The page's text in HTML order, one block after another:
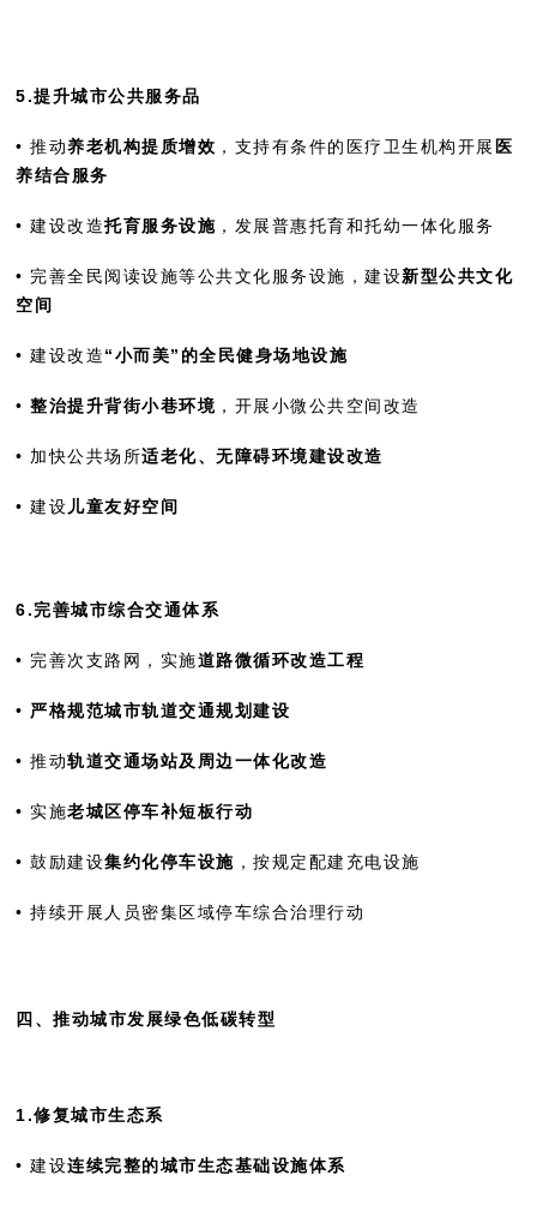
5.提升城市公共服务品
• 推动养老机构提质增效 ，支持有条件的医疗卫生机构开展 医
养结合服务
• 建设改造托育服务设施 ，发展普惠托育和托幼一体化服务
• 完善全民阅读设施等公共文化服务设施，建设新型公共文化
空间
• 建设改造“小而美”的全民健身场地设施
•整治提升背街小巷环境 ，开展小微公共空间改造
• 加快公共场所适老化、无障碍环境建设改造
• 建设 儿童友好空间
6.完善城市综合交通体系
• 完善次支路网，实施道路微循环改造工程
• 严格规范城市轨道交通规划建设
• 推动轨道交通场站及周边一体化改造
• 实施老城区停车补短板行动
• 鼓励建设集约化停车设施 ，按规定配建充电设施
• 持续开展人员密集区域停车综合治理行动
四、推动城市发展绿色低碳转型
1.修复城市生态系
• 建设连续完整的城市生态基础设施体系